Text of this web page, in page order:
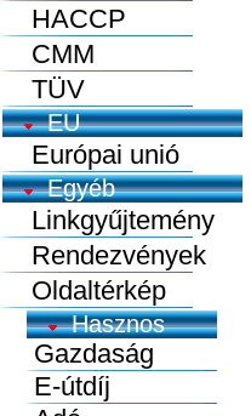
HACCP
CMM
TÜV
EU
Európai unió
Egyéb
Linkgyűjtemény
Rendezvények
Oldaltérkép